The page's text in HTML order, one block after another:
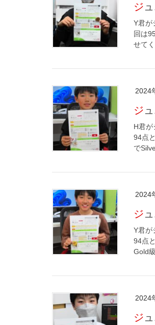
Y君が
回は
せて
2024
H君
94点
で
2024
Y君が
94点
Gold
2024